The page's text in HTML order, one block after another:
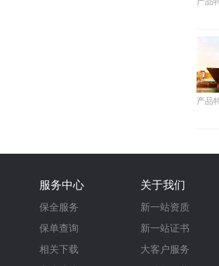
产品
服务中心
保全服务
保单查询
相关下载
关于我们
新一站资质
新一站证书
大客户服务